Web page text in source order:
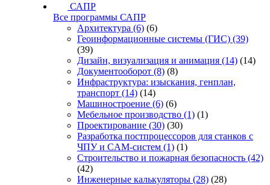
САПР
Все программы САПР
Архитектура (6) (6)
Геоинформационные системы (ГИС) (39)
(39)
Дизайн, визуализация и анимация (14) (14)
Документооборот (8) (8)
Инфраструктура: изыскания, генплан,
транспорт (14) (14)
Машиностроение (6) (6)
Мебельное производство (1) (1)
Проектирование (30) (30)
Разработка постпроцессоров для станков с
ЧПУ и CAM-систем (1) (1)
Строительство и пожарная безопасность (42)
(42)
Инженерные калькуляторы (28) (28)